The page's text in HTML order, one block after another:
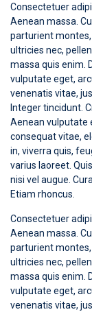
Consectetuer
Aenean massa.
parturient
ultricies nec,
massa quis enim.
vulputate eget,
venenatis vitae,
Integer tincidunt.
Aenean vulputate
consequat vitae,
in, viverra quis,
varius laoreet.
nisi vel augue.
Etiam rhoncus.
Consectetuer
Aenean massa.
parturient
ultricies nec,
massa quis enim.
vulputate eget,
venenatis vitae,